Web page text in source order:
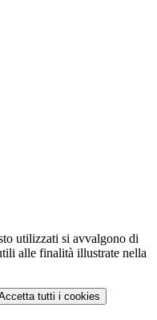
utilizzati si avvalgono di
alle finalità illustrate nella
tutti i cookies